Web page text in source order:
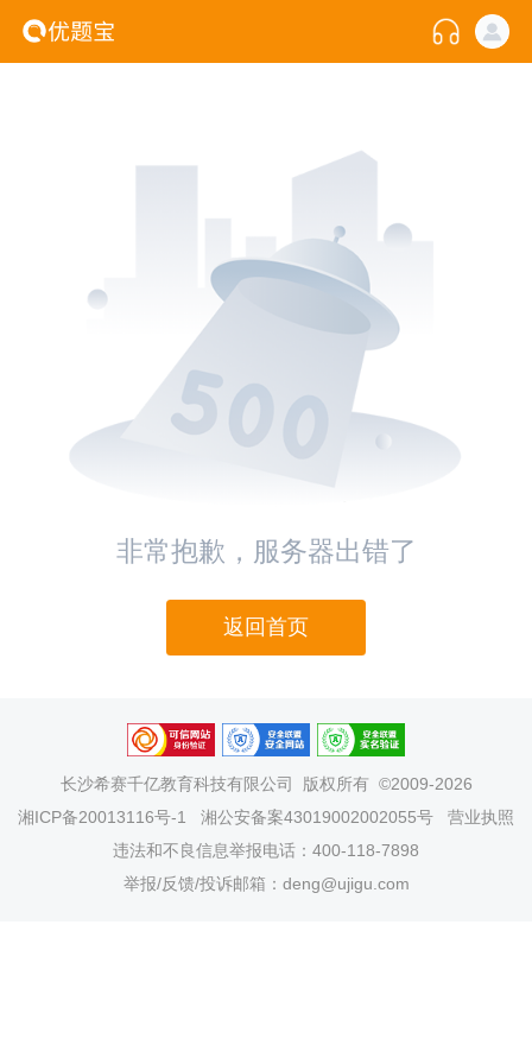
非常抱歉，服务器出错了
返回首页
长沙希赛千亿教育科技有限公司
版权所有 ©2009-2026
湘ICP备20013116号-1
湘公安备案43019002002055号
营业执照
违法和不良信息举报电话：400-118-7898
举报/反馈/投诉邮箱：deng@ujigu.com